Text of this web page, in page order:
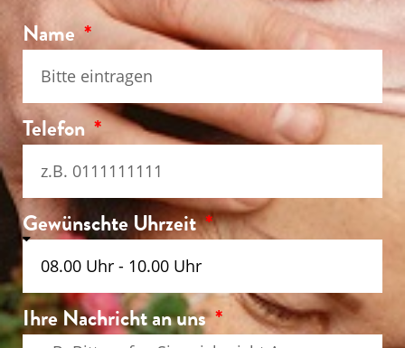
Name
Telefon
Gewünschte Uhrzeit
Ihre Nachricht an uns